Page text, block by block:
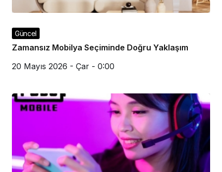
Güncel
Zamansız Mobilya Seçiminde Doğru Yaklaşım
20 Mayıs 2026 - Çar - 0:00